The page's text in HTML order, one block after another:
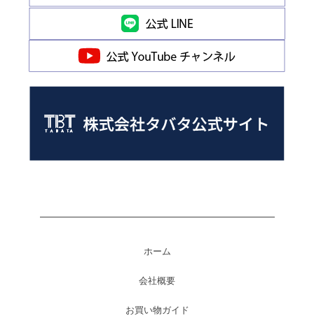
ホーム
会社概要
お買い物ガイド